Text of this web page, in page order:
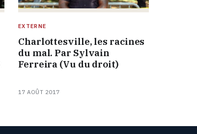
EXTERNE
Charlottesville, les racines
du mal. Par Sylvain
Ferreira (Vu du droit)
17 AOÛT 2017